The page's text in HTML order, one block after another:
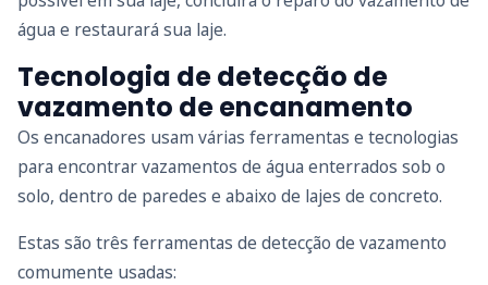
água e restaurará sua laje.
Tecnologia de detecção de
vazamento de encanamento
Os encanadores usam várias ferramentas e tecnologias
para encontrar vazamentos de água enterrados sob o
solo, dentro de paredes e abaixo de lajes de concreto.
Estas são três ferramentas de detecção de vazamento
comumente usadas: